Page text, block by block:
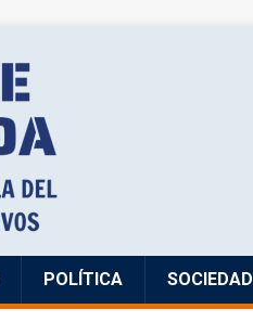
POLÍTICA SOCIEDAD